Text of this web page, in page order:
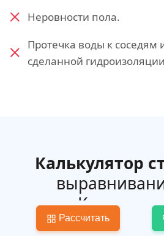
Неровности пола.
Протечка воды к соседям
сделанной
Калькулятор
в
Рассчитать